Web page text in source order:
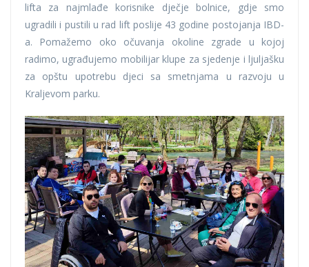
lifta za najmlađe korisnike dječje bolnice, gdje smo
ugradili i pustili u rad lift poslije 43 godine postojanja IBD-
a. Pomažemo oko očuvanja okoline zgrade u kojoj
radimo, ugrađujemo mobilijar klupe za sjedenje i ljuljašku
za opštu upotrebu djeci sa smetnjama u razvoju u
Kraljevom parku.